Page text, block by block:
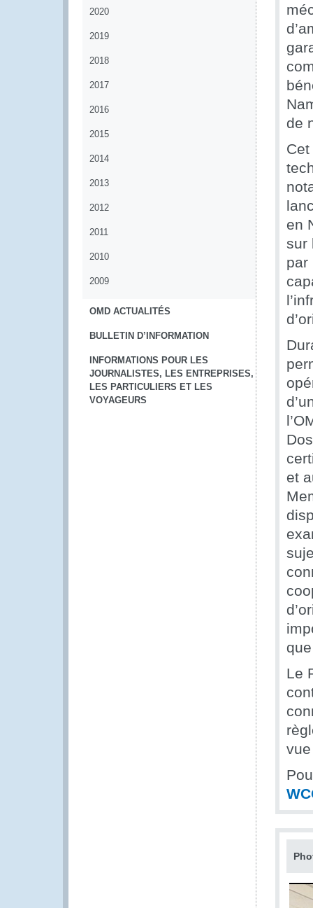
2020
2019
2018
2017
2016
2015
2014
2013
2012
2011
2010
2009
OMD ACTUALITÉS
BULLETIN D’INFORMATION
INFORMATIONS POUR LES
JOURNALISTES, LES ENTREPRISES,
LES PARTICULIERS ET LES
VOYAGEURS
de
en
sur
par
et
Le